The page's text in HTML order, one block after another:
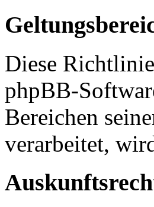
Diese
phpBB-
Bereichen
verarbeitet,